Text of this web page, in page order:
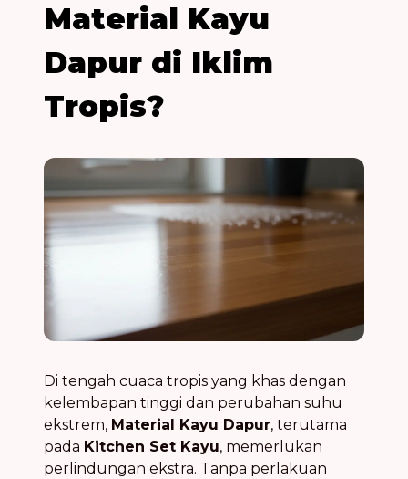
Material Kayu
Dapur di Iklim
Tropis?
Di tengah cuaca tropis yang khas dengan
kelembapan tinggi dan perubahan suhu
ekstrem, Material Kayu Dapur, terutama
pada Kitchen Set Kayu, memerlukan
perlindungan ekstra. Tanpa perlakuan